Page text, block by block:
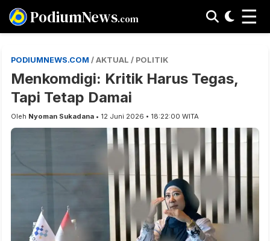
PodiumNews.com ☰
PODIUMNEWS.COM / AKTUAL / POLITIK
Menkomdigi: Kritik Harus Tegas,
Tapi Tetap Damai
Oleh Nyoman Sukadana • 12 Juni 2026 • 18:22:00 WITA